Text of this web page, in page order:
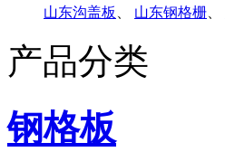
山东沟盖板 山东钢格栅
产品分类
钢格板